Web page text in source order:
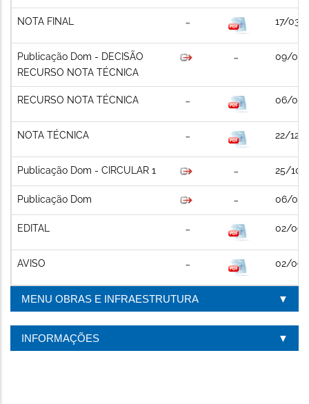
NOTA FINAL 17/03/
Publicação Dom - DECISÃO
RECURSO NOTA TÉCNICA
09/03/
RECURSO NOTA TÉCNICA 06/01/
NOTA TÉCNICA 22/12/
Publicação Dom - CIRCULAR 1 25/10/
Publicação Dom 06/09/
EDITAL 02/09/
AVISO 02/09/
MENU OBRAS E INFRAESTRUTURA
INFORMAÇÕES